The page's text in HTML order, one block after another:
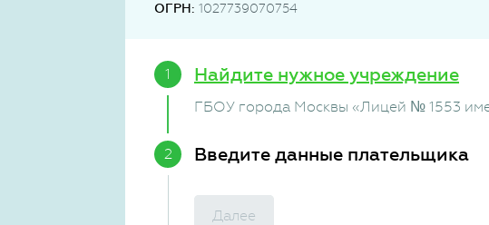
ОГРН: 1027739070754
Найдите нужное учреждение
ГБОУ города Москвы «Лицей № 1553
Введите данные плательщика
Далее